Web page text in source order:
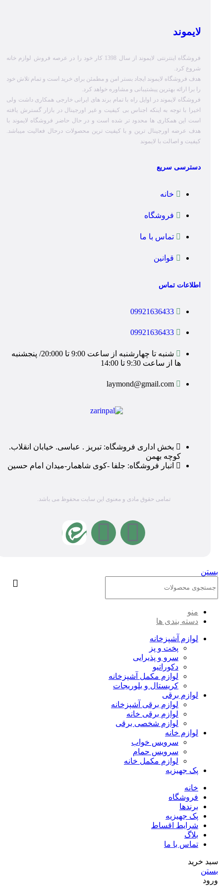
لایموند
فروشگاه اینترنتی لایموند از سال 1398 کار خود را در عرصه فروش لوازم خانه
شروع کرد.
هدف فروشگاه لایموند ایجاد بستر امن و مطمئن برای خرید است و تمام تلاش خود
را برا ارائه بهترین پیشتیبانی و مشاوره خواهد کرد.
فروشگاه لایموند در اوایل راه با تمام برند های ایرانی خارجی همکاری داشت ولی
اخیرا با توجه به اینکه اجناس بی کیفیت و غیر اورجینال در بازار گسترش یافته
است این همکاری ها محدود تر شده است و در حال حاضر فروشگاه لایموند با
هدف عرضه اورجینال ترین و با کیفیت ترین محصولات درحال فعالیت میباشد.
کیفیت و اصالت با لایموند
دسترسی سریع
خانه
فروشگاه
تماس با ما
قوانین
اطلاعات تماس
09921636433
09921636433
شنبه تا چهارشنبه از ساعت 9:00 تا 20:000/ پنجشنبه
ها از ساعت 9:30 تا 14:00
laymond@gmail.com
بخش اداری فروشگاه: تبریز . عباسی. خیابان انقلاب.
کوچه بهمن
انبار فروشگاه: جلفا -کوی شاهمار-میدان امام حسین
تمامی حقوق مادی و معنوی این سایت محفوظ می باشد.
بستن
منو
دسته بندی ها
لوازم آشپزخانه
پخت و پز
سرو و پذیرایی
دکوراتیو
لوازم مکمل آشپزخانه
کریستال و بلوریجات
لوازم برقی
لوازم برقی آشپزخانه
لوازم برقی خانه
لوازم شخصی برقی
لوازم خانه
سرویس خواب
سرویس حمام
لوازم مکمل خانه
پک جهیزیه
خانه
فروشگاه
برندها
پک جهیزیه
شرایط اقساط
بلاگ
تماس با ما
سبد خرید
بستن
ورود